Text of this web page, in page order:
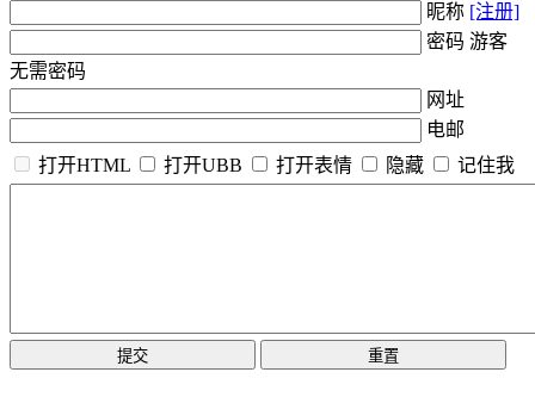
昵称 [注册]
密码 游客
无需密码
网址
电邮
打开HTML
打开UBB 打开表情 隐藏 记住我